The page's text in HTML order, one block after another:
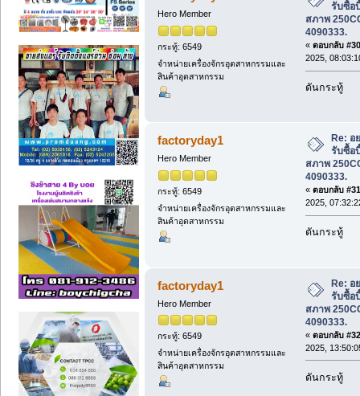
Hero Member
กระทู้: 6549
จำหน่ายเครื่องจักรอุตสาหกรรมและ
สินค้าอุตสาหกรรม
รับซื้อ
สภาพ
4090333.
« ตอบกลับ
2025,
ดันกระทู้
factoryday1
Hero Member
กระทู้: 6549
จำหน่ายเครื่องจักรอุตสาหกรรมและ
สินค้าอุตสาหกรรม
Re: อ
รับซื้อ
สภาพ
4090333.
« ตอบกลับ
2025,
ดันกระทู้
factoryday1
Hero Member
กระทู้: 6549
จำหน่ายเครื่องจักรอุตสาหกรรมและ
สินค้าอุตสาหกรรม
Re: อ
รับซื้อ
สภาพ
4090333.
« ตอบกลับ
2025,
ดันกระทู้